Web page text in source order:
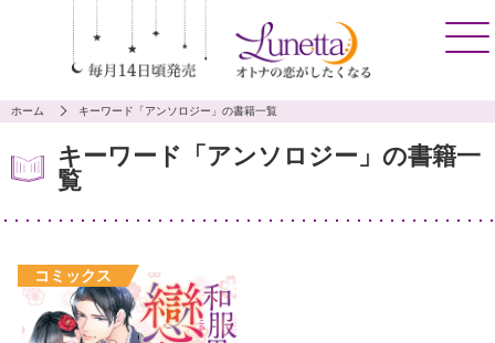
ホーム キーワード「アンソロジー」の書籍一覧
キーワード「アンソロジー」の書籍一
覧